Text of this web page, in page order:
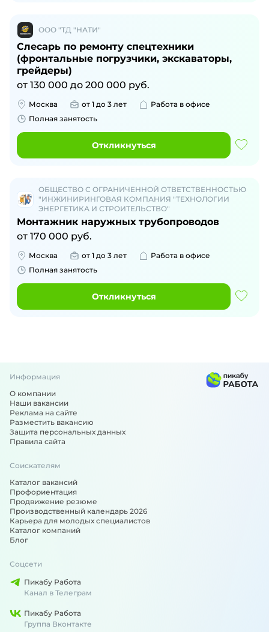
ООО "ТД "НАТИ"
Слесарь по ремонту спецтехники
(фронтальные погрузчики, экскаваторы,
грейдеры)
от 130 000 до 200 000 руб.
Москва от 1 до 3 лет
Работа в офисе
Полная занятость
Откликнуться
ОБЩЕСТВО С ОГРАНИЧЕННОЙ ОТВЕТСТВЕННОСТЬЮ
"ИНЖИНИРИНГОВАЯ КОМПАНИЯ "ТЕХНОЛОГИИ
ЭНЕРГЕТИКА И СТРОИТЕЛЬСТВО"
Монтажник наружных трубопроводов
от 170 000 руб.
Москва от 1 до 3 лет
Работа в офисе
Полная занятость
Откликнуться
Информация
О компании
Наши вакансии
Реклама на сайте
Разместить вакансию
Защита персональных данных
Правила сайта
Соискателям
Каталог вакансий
Профориентация
Продвижение резюме
Производственный календарь 2026
Карьера для молодых специалистов
Каталог компаний
Блог
Соцсети
Пикабу Работа
Канал в Телеграм
Пикабу Работа
Группа Вконтакте